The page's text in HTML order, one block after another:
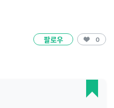
팔로우 0